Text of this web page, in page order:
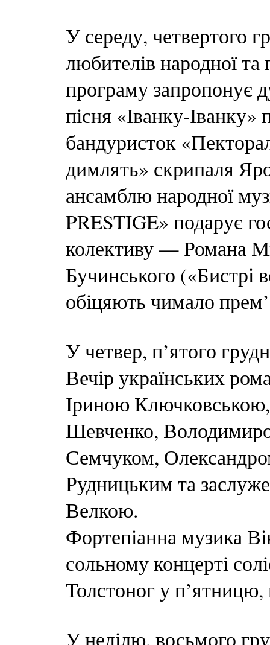
У середу, четвертого
любителів народної
програму запропонує
пісня «Іванку-Іванку»
бандуристок
димлять» скрипаля
ансамблю народної
PRESTIGE» подарує
колективу — Романа
Бучинського («Бистрі
обіцяють чимало
У четвер, п’ятого
Вечір українських
Іриною
Шевченко,
Семчуком,
Рудницьким та
Велкою.
Фортепіанна музика
сольному концерті
Толстоног у
У неділю, восьмого